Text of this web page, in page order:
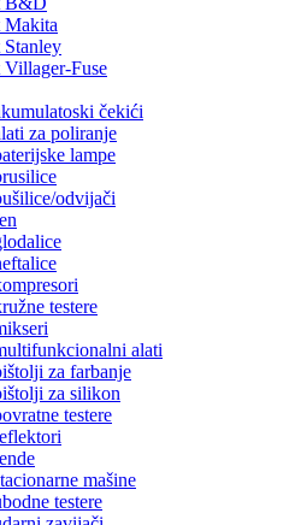
Makita
Fuse
čekići
za poliranje
lampe
odvijači
testere
alati
za farbanje
za silikon
testere
mašine
testere